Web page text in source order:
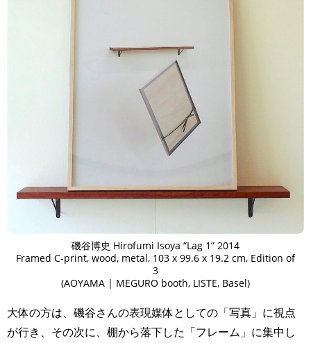
磯谷博史 Hirofumi Isoya “Lag 1” 2014
Framed C-print, wood, metal, 103 x 99.6 x 19.2 cm, Edition of
3
(AOYAMA | MEGURO booth, LISTE, Basel)
大体の方は、磯谷さんの表現媒体としての「写真」に視点
が行き、その次に、棚から落下した「フレーム」に集中し